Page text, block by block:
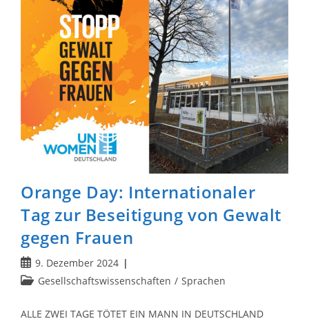
Orange Day: Internationaler
Tag zur Beseitigung von Gewalt
gegen Frauen
Beitrag
veröffentlicht:
9. Dezember 2024
Beitrags-
Gesellschaftswissenschaften / Sprachen
ALLE ZWEI TAGE TÖTET EIN MANN IN DEUTSCHLAND